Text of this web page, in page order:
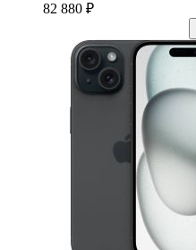
82 880 ₽